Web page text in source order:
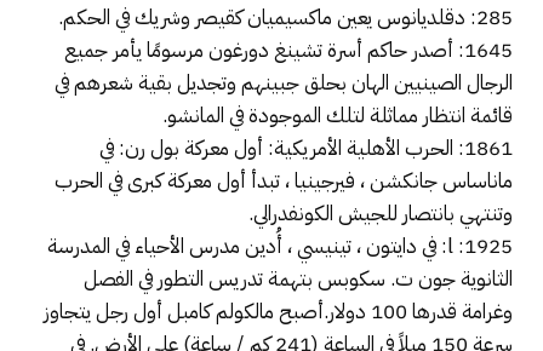
285: دقلديانوس يعين ماكسيميان كقيصر وشريك في الحكم.
1645: أصدر حاكم أسرة تشينغ دورغون مرسومًا يأمر جميع
الرجال الصينيين الهان بحلق جبينهم وتجديل بقية شعرهم في
قائمة انتظار مماثلة لتلك الموجودة في المانشو.
1861: الحرب الأهلية الأمريكية: أول معركة بول رن: في
ماناساس جانكشن ، فيرجينيا ، تبدأ أول معركة كبرى في الحرب
وتنتهي بانتصار للجيش الكونفدرالي.
1925: l: في دايتون ، تينيسي ، أُدين مدرس الأحياء في المدرسة
الثانوية جون ت. سكوبس بتهمة تدريس التطور في الفصل
وغرامة قدرها 100 دولار.أصبح مالكولم كامبل أول رجل يتجاوز
سرعة 150 ميلاً في الساعة (241 كم / ساعة) على الأرض. في